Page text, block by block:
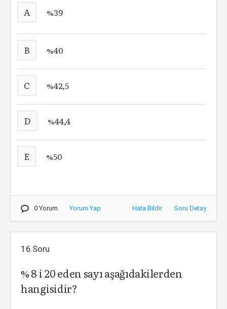
A %39
B %40
C %42,5
D %44,4
E %50
0 Yorum Yorum Yap Hata Bildir Soru Detay
16.Soru
% 8 i 20 eden sayı aşağıdakilerden
hangisidir?